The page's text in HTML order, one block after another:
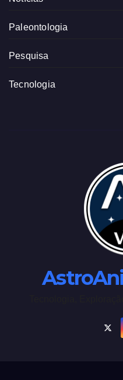
Paleontologia
Pesquisa
Tecnologia